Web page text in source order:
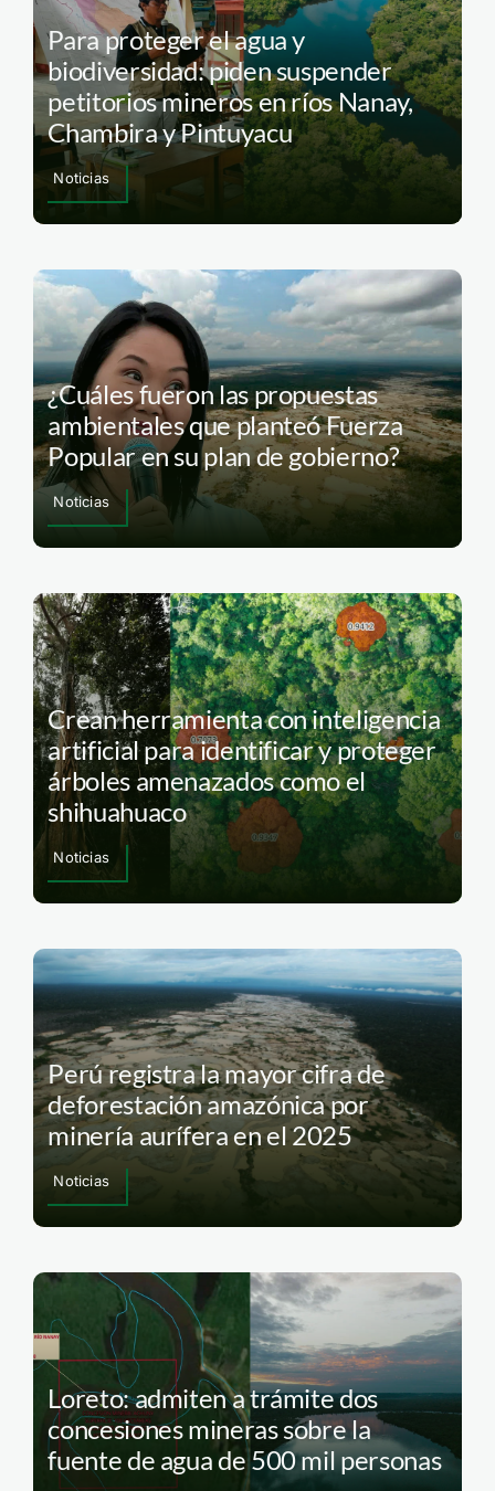
Para proteger el agua y
biodiversidad: piden suspender
petitorios mineros en ríos Nanay,
Chambira y Pintuyacu
Noticias
¿Cuáles fueron las propuestas
ambientales que planteó Fuerza
Popular en su plan de gobierno?
Noticias
Crean herramienta con inteligencia
artificial para identificar y proteger
árboles amenazados como el
shihuahuaco
Noticias
Perú registra la mayor cifra de
deforestación amazónica por
minería aurífera en el 2025
Noticias
Loreto: admiten a trámite dos
concesiones mineras sobre la
fuente de agua de 500 mil personas